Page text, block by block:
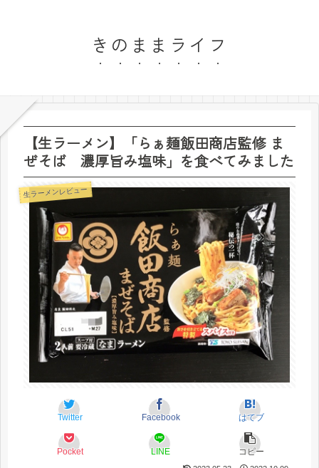
きのままライフ
【生ラーメン】「らぁ麺飯田商店監修 ま
ぜそば 濃厚旨み塩味」を食べてみました
生ラーメンレビュー
Twitter Facebook はてブ
Pocket LINE コピー